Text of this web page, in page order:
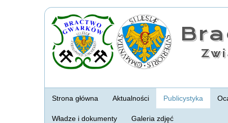
Strona główna Aktualności Publicystyka
Władze i dokumenty Galeria zdjęć